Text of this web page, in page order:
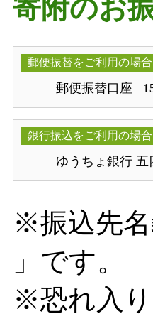
寄附のお
郵便振替をご利用の場合
郵便振替口座
銀行振込をご利用の場合
ゆうちょ銀行
※振込先名
」です。
※恐れ入